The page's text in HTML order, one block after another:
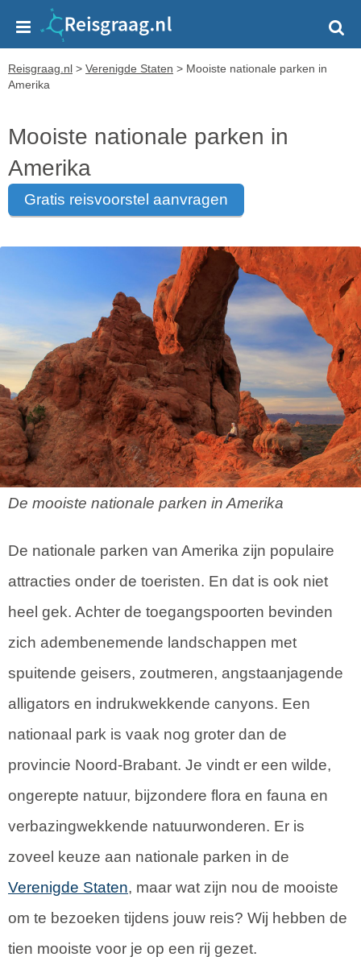
Reisgraag.nl > Verenigde Staten > Mooiste nationale parken in
Amerika
Mooiste nationale parken in
Amerika
gratis reisvoorstel aanvragen
De mooiste nationale parken in Amerika
De nationale parken van Amerika zijn populaire
attracties onder de toeristen. En dat is ook niet
heel gek. Achter de toegangspoorten bevinden
zich adembenemende landschappen met
spuitende geisers, zoutmeren, angstaanjagende
alligators en indrukwekkende canyons. Een
nationaal park is vaak nog groter dan de
provincie Noord-Brabant. Je vindt er een wilde,
ongerepte natuur, bijzondere flora en fauna en
verbazingwekkende natuurwonderen. Er is
zoveel keuze aan nationale parken in de
Verenigde Staten, maar wat zijn nou de mooiste
om te bezoeken tijdens jouw reis? Wij hebben de
tien mooiste voor je op een rij gezet.